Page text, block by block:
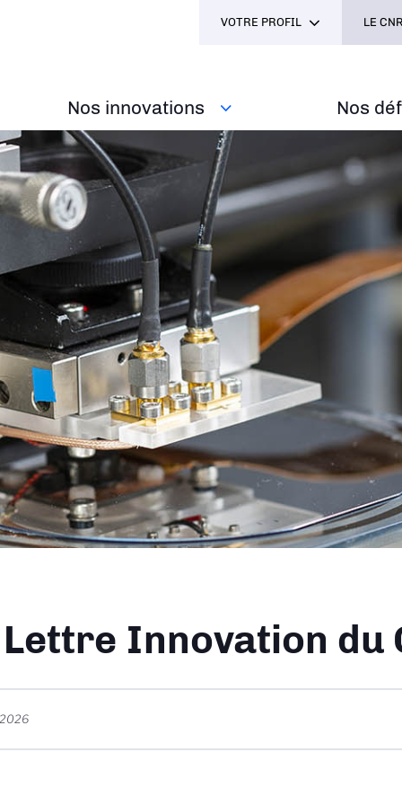
Nos innovations Nos
VOTRE PROFIL LE
Lettre Innovation du